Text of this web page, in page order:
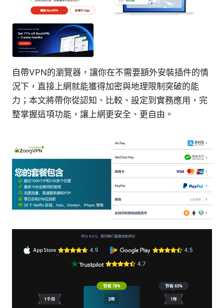
自帶VPN的瀏覽器，讓你在不需要額外安裝插件的情
況下，直接上網就能獲得加密與地理限制突破的能
力；本文將帶你從認知、比較、設定到實務應用，完
整掌握這項功能，讓上網更安全、更自由。